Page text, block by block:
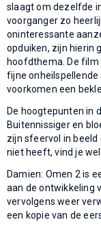
slaagt om dezelfde
voorganger zo
oninteressante
opduiken, zijn hierin
hoofdthema. De
fijne
voorkomen een
De hoogtepunten in
Buitennissiger en
zijn sfeervol in beeld
niet heeft, vind je
Damien: Omen 2 is
aan de ontwikkeling
vervolgens weer
een kopie van de